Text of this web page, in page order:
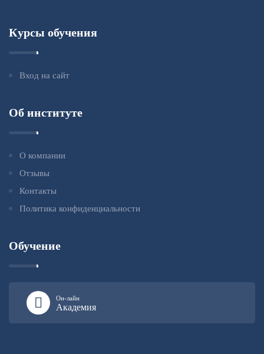
Курсы обучения
Вход на сайт
Об институте
О компании
Отзывы
Контакты
Политика конфиденциальности
Обучение
Он-лайн
Академия